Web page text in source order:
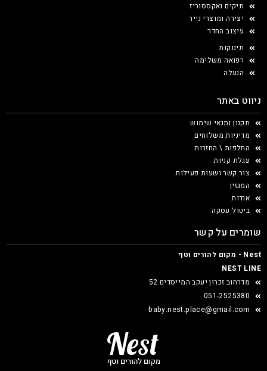
תיקים ואקססוריז
יצירה ומוצרי נייר
עיצוב החדר
תינוקות
רפואה משלימה
הנעלה
ניווט באתר
תקנון ותנאי שימוש
מדיניות משלוחים
החלפות \ החזרות
עגלת קניות
צור קשר ושעות פעילות
המגזין
אודות
ביטול עסקה
שומרים על קשר
Nest - מקום להורים וטף
NEST LINE
מדרחוב זכרון יעקב המייסדים 52
051-2525380
baby.nest.place@gmail.com